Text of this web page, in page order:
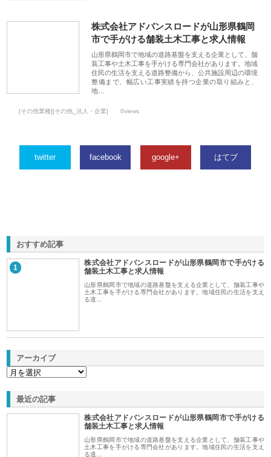
株式会社アドバンスロードが山形県鶴岡
市で手がける舗装土木工事と求人情報
山形県鶴岡市で地域の道路基盤を支える企業として、舗
装工事や土木工事を手がける専門会社があります。地域
住民の生活を支える道路整備から、公共施設周辺の環境
整備まで、幅広い工事実績を持つ企業の取り組みと、
地…
[その他業種][その他_法人・企業] 0views
twitter facebook google+ はてブ
おすすめ記事
1
株式会社アドバンスロードが山形県鶴岡市で手がける
舗装土木工事と求人情報
山形県鶴岡市で地域の道路基盤を支える企業として、舗装工事や
土木工事を手がける専門会社があります。地域住民の生活を支え
る道…
アーカイブ
最近の記事
株式会社アドバンスロードが山形県鶴岡市で手がける
舗装土木工事と求人情報
山形県鶴岡市で地域の道路基盤を支える企業として、舗装工事や
土木工事を手がける専門会社があります。地域住民の生活を支え
る道…